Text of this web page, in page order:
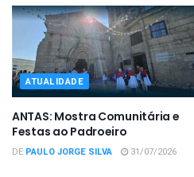
ATUALIDADE
ANTAS: Mostra Comunitária e
Festas ao Padroeiro
DE PAULO JORGE SILVA 31/07/2026